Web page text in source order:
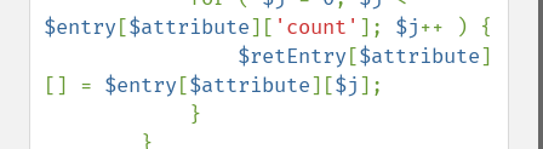
$entry [$attribute][ 'count' ]; $j++ ) {
$retEntry [$attribute]
[] = $entry [$attribute][$j];